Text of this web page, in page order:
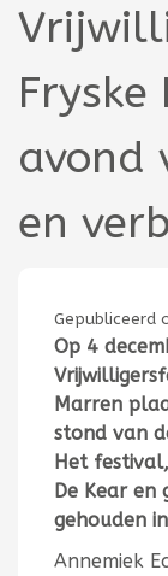
Fryske
avond
en
Gepubliceerd
Op 4
Marren
stond van
Het
De Kear en
gehouden
Annemiek